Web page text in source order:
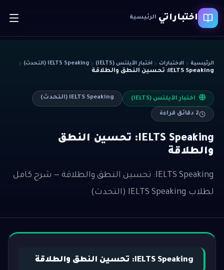
اختباراتي الرئيسية
الرئيسية الاختبارات اختبار الآيلتس (IELTS) IELTS Speaking (التحدث)
IELTS Speaking: تحسين النطق والطلاقة
اختبار الآيلتس (IELTS) IELTS Speaking (التحدث)
2 دقائق قراءة
IELTS Speaking: تحسين النطق
والطلاقة
IELTS Speaking: تحسين النطق والطلاقة — شرح كامل
لطلاب IELTS Speaking (التحدث)
IELTS Speaking: تحسين النطق والطلاقة